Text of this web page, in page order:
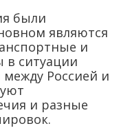
были
являются
и
в ситуации
Россией и
и разные